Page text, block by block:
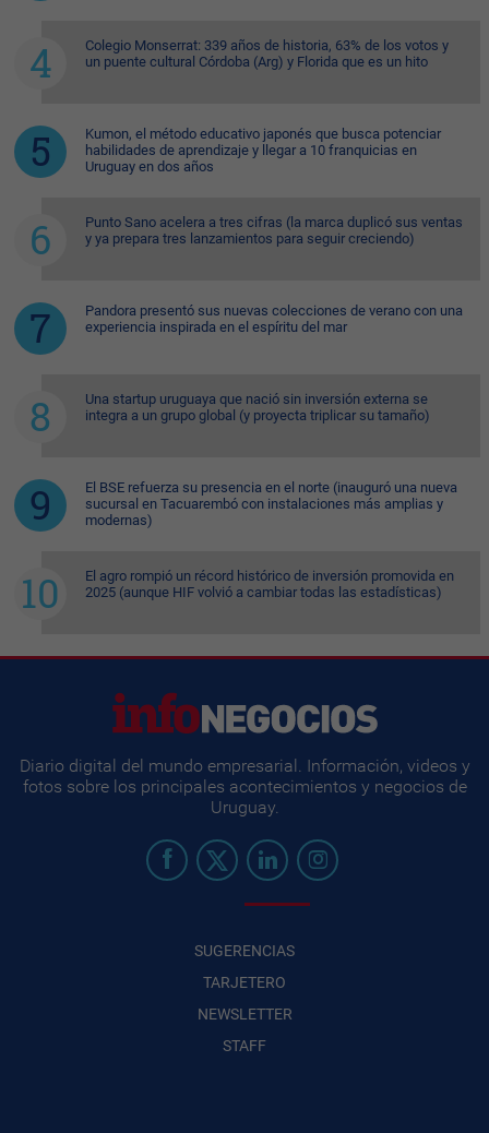
Colegio Monserrat: 339 años de historia, 63% de los votos y
un puente cultural Córdoba (Arg) y Florida que es un hito
Kumon, el método educativo japonés que busca potenciar
habilidades de aprendizaje y llegar a 10 franquicias en
Uruguay en dos años
Punto Sano acelera a tres cifras (la marca duplicó sus ventas
y ya prepara tres lanzamientos para seguir creciendo)
Pandora presentó sus nuevas colecciones de verano con una
experiencia inspirada en el espíritu del mar
Una startup uruguaya que nació sin inversión externa se
integra a un grupo global (y proyecta triplicar su tamaño)
El BSE refuerza su presencia en el norte (inauguró una nueva
sucursal en Tacuarembó con instalaciones más amplias y
modernas)
El agro rompió un récord histórico de inversión promovida en
2025 (aunque HIF volvió a cambiar todas las estadísticas)
Diario digital del mundo empresarial. Información, videos y
fotos sobre los principales acontecimientos y negocios de
Uruguay.
SUGERENCIAS
TARJETERO
NEWSLETTER
STAFF